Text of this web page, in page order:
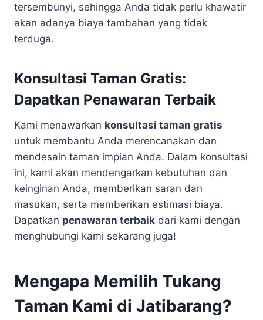
tersembunyi, sehingga Anda tidak perlu khawatir
akan adanya biaya tambahan yang tidak
terduga.
Konsultasi Taman Gratis:
Dapatkan Penawaran Terbaik
Kami menawarkan konsultasi taman gratis
untuk membantu Anda merencanakan dan
mendesain taman impian Anda. Dalam konsultasi
ini, kami akan mendengarkan kebutuhan dan
keinginan Anda, memberikan saran dan
masukan, serta memberikan estimasi biaya.
Dapatkan penawaran terbaik dari kami dengan
menghubungi kami sekarang juga!
Mengapa Memilih Tukang
Taman Kami di Jatibarang?